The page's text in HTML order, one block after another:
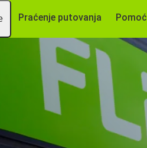
Praćenje putovanja Pomoć